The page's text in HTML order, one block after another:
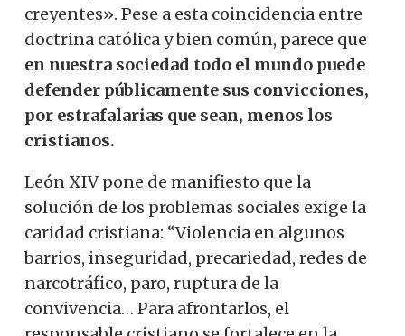
creyentes». Pese a esta coincidencia entre
doctrina católica y bien común, parece que
en nuestra sociedad todo el mundo puede
defender públicamente sus convicciones,
por estrafalarias que sean, menos los
cristianos.
León XIV pone de manifiesto que la
solución de los problemas sociales exige la
caridad cristiana: “Violencia en algunos
barrios, inseguridad, precariedad, redes de
narcotráfico, paro, ruptura de la
convivencia… Para afrontarlos, el